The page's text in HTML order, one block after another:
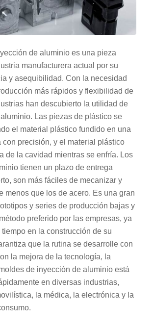
de aluminio es una pieza
manufacturera actual por su
y asequibilidad. Con la necesidad
más rápidos y flexibilidad de
han descubierto la utilidad de
Las piezas de plástico se
el material plástico fundido en una
con precisión, y el material plástico
de la cavidad mientras se enfría. Los
tienen un plazo de entrega
son más fáciles de mecanizar y
menos que los de acero. Es una gran
y series de producción bajas y
preferido por las empresas, ya
en la construcción de su
que la rutina se desarrolle con
la mejora de la tecnología, la
de inyección de aluminio está
en diversas industrias,
la médica, la electrónica y la